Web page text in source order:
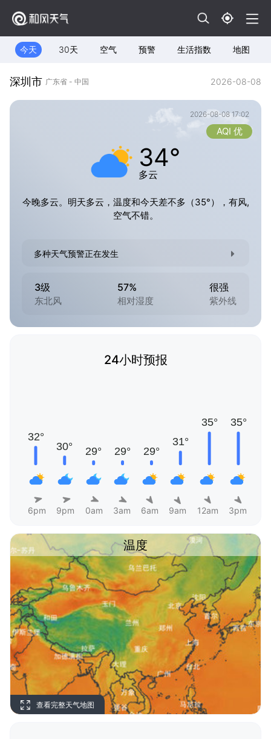
今天 30天 空气 预警 生活指数 地图
深圳市 广东省 - 中国 2026-08-08
2026-08-08 17:02
34°
多云
AQI 优
今晚多云。明天多云，温度和今天差不多（35°），有风,
空气不错。
多种天气预警正在发生
3级
东北风
57%
相对湿度
很强
紫外线
24小时预报
6pm 9pm 0am 3am 6am 9am 12am 3pm
温度
查看完整天气地图